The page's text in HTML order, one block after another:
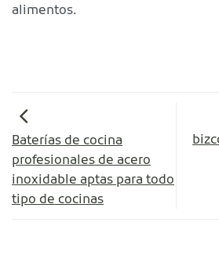
alimentos.
Baterías de cocina
profesionales de acero
inoxidable aptas para todo
tipo de cocinas